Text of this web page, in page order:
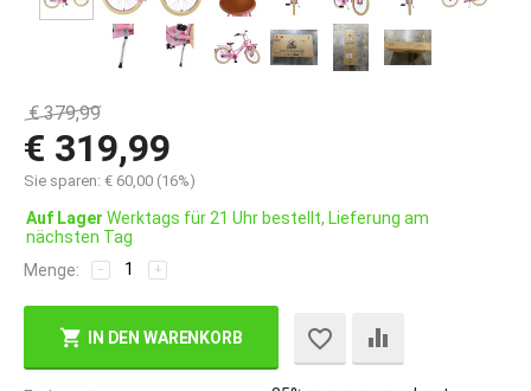
€379,99
€ 319,99
Sie sparen: € 60,00 (16%)
Auf Lager Werktags für 21 Uhr bestellt, Lieferung am
nächsten Tag
Menge:
+
−
IN DEN WARENKORB